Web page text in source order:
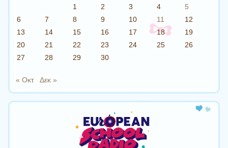
1
2 3 4
5
6
7 8 9 10 11
12
13
14 15 16 17 18
19
20
21 22 23 24 25
26
27
28 29 30
« Οκτ Δεκ »